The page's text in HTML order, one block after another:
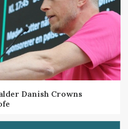
Danish Crowns